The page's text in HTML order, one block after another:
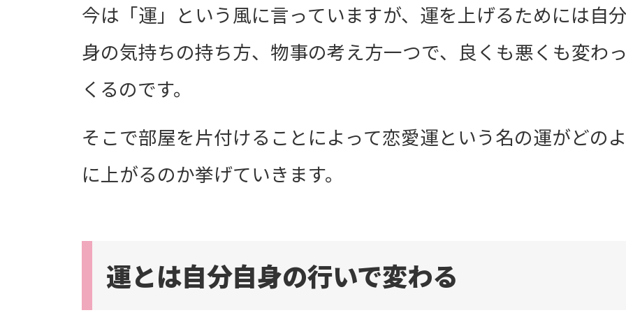
今は「運」という風に言っていますが、運を上げるためには自
身の気持ちの持ち方、物事の考え方一つで、良くも悪くも変わ
くるのです。
そこで部屋を片付けることによって恋愛運という名の運がどの
に上がるのか挙げていきます。
運とは自分自身の行いで変わる